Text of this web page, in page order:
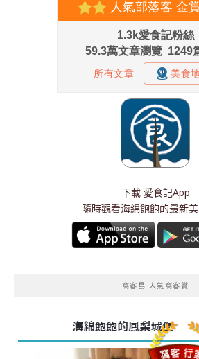
下載 愛食記App
隨時觀看海綿飽飽的最新
窩客島 人氣窩客賞